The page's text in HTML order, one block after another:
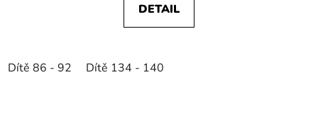
DETAIL
Dítě 86 - 92 Dítě 134 - 140